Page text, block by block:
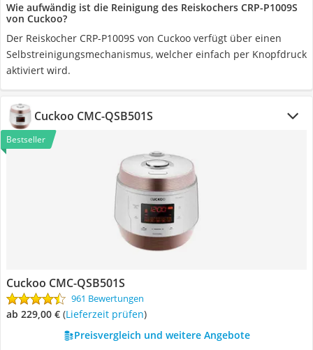
Wie aufwändig ist die Reinigung des Reiskochers CRP-P1009S
von Cuckoo?
Der Reiskocher CRP-P1009S von Cuckoo verfügt über einen
Selbstreinigungsmechanismus, welcher einfach per Knopfdruck
aktiviert wird.
Cuckoo CMC-QSB501S
Bestseller
Cuckoo CMC-QSB501S
961 Bewertungen
ab 229,00 € (Lieferzeit prüfen)
Preisvergleich und weitere Angebote